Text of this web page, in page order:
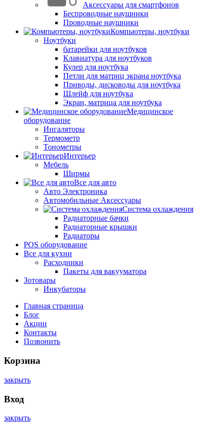
Аксессуары для смартфонов
Беспроводные наушники
Проводные наушники
Компьютеры, ноутбуки
Ноутбуки
батарейки для ноутбуков
Клавиатура для ноутбуков
Кулер для ноутбука
Петли для матриц экрана ноутбука
Приводы, дисководы для ноутбука
Шлейф для ноутбука
Экран, матрица для ноутбука
Медицинское
оборудование
Ингаляторы
Термометр
Тонометры
Интерьер
Мебель
Ширмы
Все для авто
Авто Электроника
Автомобильные Аксессуары
Система охлаждения
Радиаторные бачки
Радиаторные крышки
Радиаторы
POS оборудование
Все для кухни
Расходники
Пакеты для вакууматора
Зотовары
Инкубаторы
Главная страница
Блог
Акции
Контакты
Позвонить
Корзина
закрыть
Вход
закрыть